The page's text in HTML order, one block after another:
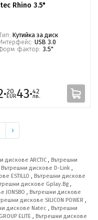
Rhino 3.5"
Кутийка за диск
USB 3.0
фактор: 3.5"
20
EUR43·42
лв.
›
дискове ARCTIC , Вътрешни
Вътрешни дискове D-Link ,
ESTILLO , Вътрешни дискове
дискове Gplay.Bg ,
JONSBO , Вътрешни дискове
дискове SILICON POWER ,
дискове Natec , Вътрешни
ELITE , Вътрешни дискове